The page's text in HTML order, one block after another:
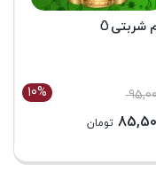
شربتی🥚
10%
تومان